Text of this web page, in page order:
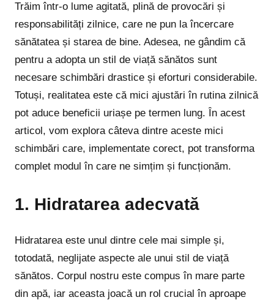
Trăim într-o lume agitată, plină de provocări și
responsabilități zilnice, care ne pun la încercare
sănătatea și starea de bine. Adesea, ne gândim că
pentru a adopta un stil de viață sănătos sunt
necesare schimbări drastice și eforturi considerabile.
Totuși, realitatea este că mici ajustări în rutina zilnică
pot aduce beneficii uriașe pe termen lung. În acest
articol, vom explora câteva dintre aceste mici
schimbări care, implementate corect, pot transforma
complet modul în care ne simțim și funcționăm.
1. Hidratarea adecvată
Hidratarea este unul dintre cele mai simple și,
totodată, neglijate aspecte ale unui stil de viață
sănătos. Corpul nostru este compus în mare parte
din apă, iar aceasta joacă un rol crucial în aproape